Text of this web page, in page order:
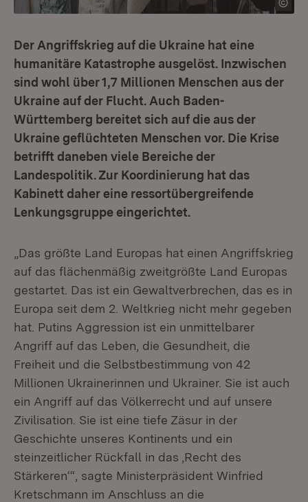
Der Angriffskrieg auf die Ukraine hat eine
humanitäre Katastrophe ausgelöst. Inzwischen
sind wohl über 1,7 Millionen Menschen aus der
Ukraine auf der Flucht. Auch Baden-
Württemberg bereitet sich auf die aus der
Ukraine geflüchteten Menschen vor. Die Krise
betrifft daneben viele Bereiche der
Landespolitik. Zur Koordinierung hat das
Kabinett daher eine ressortübergreifende
Lenkungsgruppe eingerichtet.
„Das größte Land Europas hat einen Angriffskrieg
auf das flächenmäßig zweitgrößte Land Europas
gestartet. Das ist ein Gewaltverbrechen, das es in
Europa seit dem 2. Weltkrieg nicht mehr gegeben
hat. Putins Aggression ist ein unmittelbarer
Angriff auf das Leben, die Gesundheit, die
Freiheit und die Selbstbestimmung von 42
Millionen Ukrainerinnen und Ukrainer. Sie ist auch
ein Angriff auf das Völkerrecht und auf unsere
Zivilisation. Sie ist eine tiefe Zäsur in der
Geschichte unseres Kontinents und ein
steinzeitlicher Rückfall in das ,Recht des
Stärkeren‘“, sagte Ministerpräsident Winfried
Kretschmann im Anschluss an die